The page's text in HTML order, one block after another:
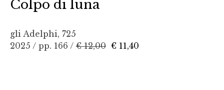
Colpo di luna
gli Adelphi, 725
2025 / pp. 166 / € 12,00 € 11,40